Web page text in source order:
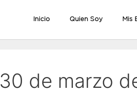
Inicio Quien Soy Mis
30 de marzo